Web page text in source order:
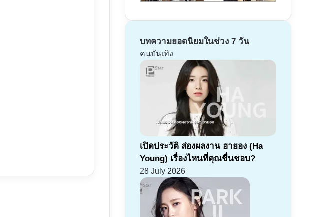
บทความยอดนิยมในช่วง 7 วัน
คนบันเทิง
เปิดประวัติ ส่องผลงาน ฮายอง (Ha
Young) เรื่องไหนที่คุณชื่นชอบ?
28 July 2026